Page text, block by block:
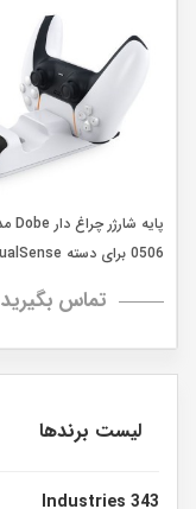
0506 برای دسته DualSense
تماس بگیرید
لیست برندها
343 Industries